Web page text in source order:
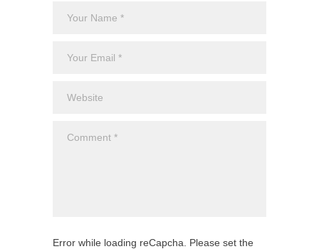
Error while loading reCapcha. Please set the